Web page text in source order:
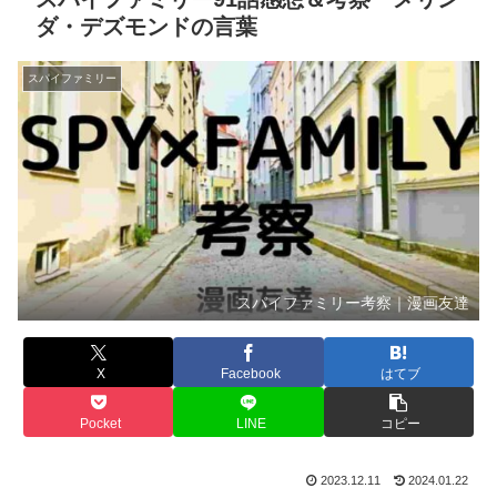
ダ・デズモンドの言葉
スパイファミリー
スパイファミリー考察｜漫画友達
X Facebook はてブ
Pocket LINE コピー
2023.12.11 2024.01.22